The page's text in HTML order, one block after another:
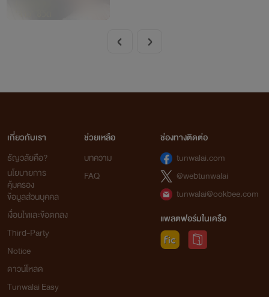
เกี่ยวกับเรา
ธัญวลัยคือ?
นโยบายการ
คุ้มครอง
ข้อมูลส่วนบุคคล
เงื่อนไขและข้อตกลง
Third-Party
Notice
ดาวน์โหลด
Tunwalai Easy
ช่วยเหลือ
บทความ
FAQ
ช่องทางติดต่อ
tunwalai.com
@webtunwalai
tunwalai@ookbee.com
แพลตฟอร์มในเครือ